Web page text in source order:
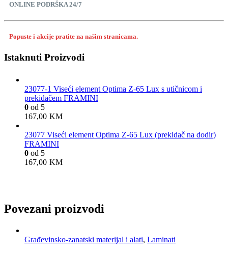
ONLINE PODRŠKA 24/7
Popuste i akcije pratite na našim stranicama.
Istaknuti Proizvodi
23077-1 Viseći element Optima Z-65 Lux s utičnicom i
prekidačem FRAMINI
0 od 5
167,00 KM
23077 Viseći element Optima Z-65 Lux (prekidač na dodir)
FRAMINI
0 od 5
167,00 KM
Povezani proizvodi
Građevinsko-zanatski materijal i alati, Laminati